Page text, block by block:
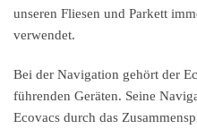
unseren Fliesen und Parkett
verwendet.
Bei der Navigation gehört der
führenden Geräten. Seine
Ecovacs durch das